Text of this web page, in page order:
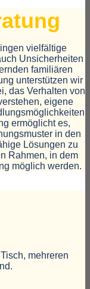
vielfältige
Unsicherheiten
familiären
unterstützen wir
das Verhalten von
eigene
ermöglicht es,
in den
Lösungen zu
Rahmen, in dem
möglich werden.